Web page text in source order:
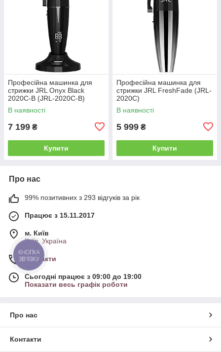
Професійна машинка для
стрижки JRL Onyx Black
2020C-B (JRL-2020C-B)
В наявності
7 199 ₴
Купити
Професійна машинка для
стрижки JRL FreshFade (JRL-
2020C)
В наявності
5 999 ₴
Купити
Про нас
99% позитивних з 293 відгуків за рік
Працює з 15.11.2017
м. Київ
Київ, Україна
Контакти
Сьогодні працює з 09:00 до 19:00
Показати весь графік роботи
Про нас
Контакти
КНОПКА
ЗВ'ЯЗКУ